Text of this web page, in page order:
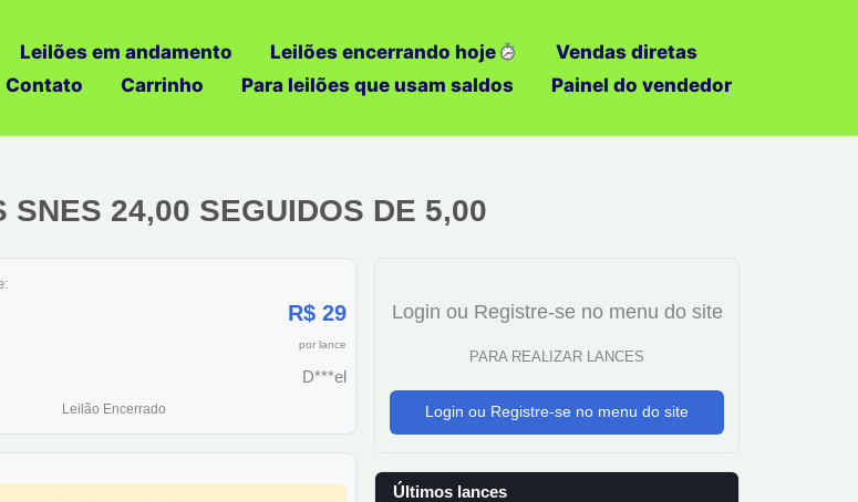
Leilões em andamento Leilões encerrando hoje
Vendas diretas
Contato Carrinho Para leilões que usam saldos Painel do vendedor
24,00 SEGUIDOS DE 5,00
R$ 29
por lance
D***el
Leilão Encerrado
Login ou Registre-se no menu do site
PARA REALIZAR LANCES
Login ou Registre-se no menu do site
Últimos lances